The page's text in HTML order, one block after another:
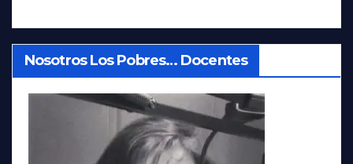
Nosotros Los Pobres… Docentes